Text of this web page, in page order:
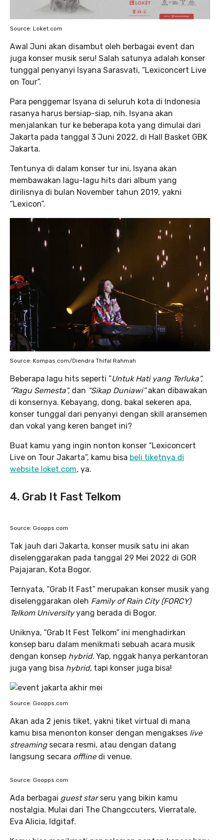
Source: Loket.com
Awal Juni akan disambut oleh berbagai event dan
juga konser musik seru! Salah satunya adalah konser
tunggal penyanyi Isyana Sarasvati, “Lexiconcert Live
on Tour”.
Para penggemar Isyana di seluruh kota di Indonesia
rasanya harus bersiap-siap, nih. Isyana akan
menjalankan tur ke beberapa kota yang dimulai dari
Jakarta pada tanggal 3 Juni 2022, di Hall Basket GBK
Jakarta.
Tentunya di dalam konser tur ini, Isyana akan
membawakan lagu-lagu hits dari album yang
dirilisnya di bulan November tahun 2019, yakni
“Lexicon”.
Source: Kompas.com/Diendra Thifal Rahmah
Beberapa lagu hits seperti “Untuk Hati yang Terluka”,
“Ragu Semesta”, dan “Sikap Duniawi”akan dibawakan
di konsernya. Kebayang, dong, bakal sekeren apa,
konser tunggal dari penyanyi dengan skill aransemen
dan vokal yang keren banget ini?
Buat kamu yang ingin nonton konser “Lexiconcert
Live on Tour Jakarta”, kamu bisa beli tiketnya di
website loket.com, ya.
4. Grab It Fast Telkom
Source: Goopps.com
Tak jauh dari Jakarta, konser musik satu ini akan
diselenggarakan pada tanggal 29 Mei 2022 di GOR
Pajajaran, Kota Bogor.
Ternyata, “Grab It Fast” merupakan konser musik yang
diselenggarakan oleh Family of Rain City (FORCY)
Telkom Universityyang berada di Bogor.
Uniknya, “Grab It Fest Telkom” ini menghadirkan
konsep baru dalam menikmati sebuah acara musik
dengan konsep hybrid. Yap, nggak hanya perkantoran
juga yang bisa hybrid, tapi konser juga bisa!
Source: Goopps.com
Akan ada 2 jenis tiket, yakni tiket virtual di mana
kamu bisa menonton konser dengan mengakses live
streaming secara resmi, atau dengan datang
langsung secara offline di venue.
Source: Goopps.com
Ada berbagai guest starseru yang bikin kamu
nostalgia. Mulai dari The Changccuters, Vierratale,
Eva Alicia, Idgitaf.